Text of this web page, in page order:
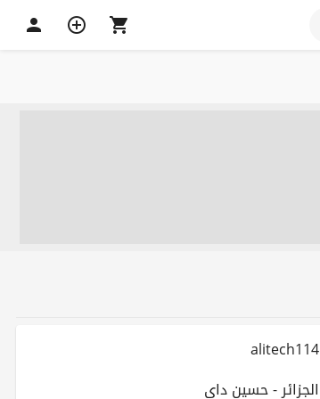
alitech114
الجزائر - حسين داي